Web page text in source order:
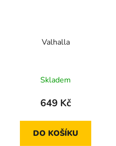
Valhalla
Skladem
649 Kč
DO KOŠÍKU